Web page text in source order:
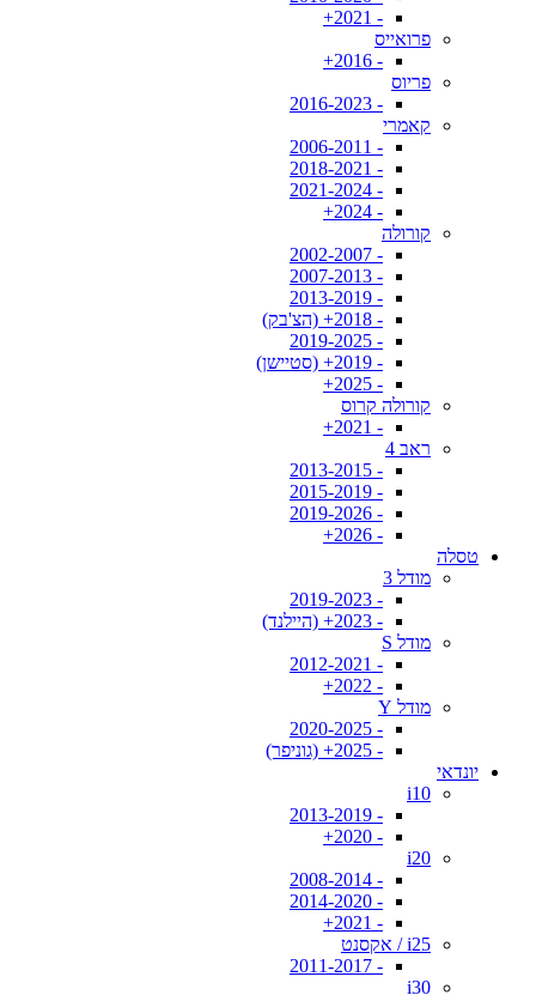
- 2021+
פרואייס
- 2016+
פריוס
- 2016-2023
קאמרי
- 2006-2011
- 2018-2021
- 2021-2024
- 2024+
קורולה
- 2002-2007
- 2007-2013
- 2013-2019
- 2018+ (הצ'בק)
- 2019-2025
- 2019+ (סטיישן)
- 2025+
קורולה קרוס
- 2021+
ראב 4
- 2013-2015
- 2015-2019
- 2019-2026
- 2026+
טסלה
מודל 3
- 2019-2023
- 2023+ (היילנד)
מודל S
- 2012-2021
- 2022+
מודל Y
- 2020-2025
- 2025+ (גוניפר)
יונדאי
i10
- 2013-2019
- 2020+
i20
- 2008-2014
- 2014-2020
- 2021+
i25 / אקסנט
- 2011-2017
i30